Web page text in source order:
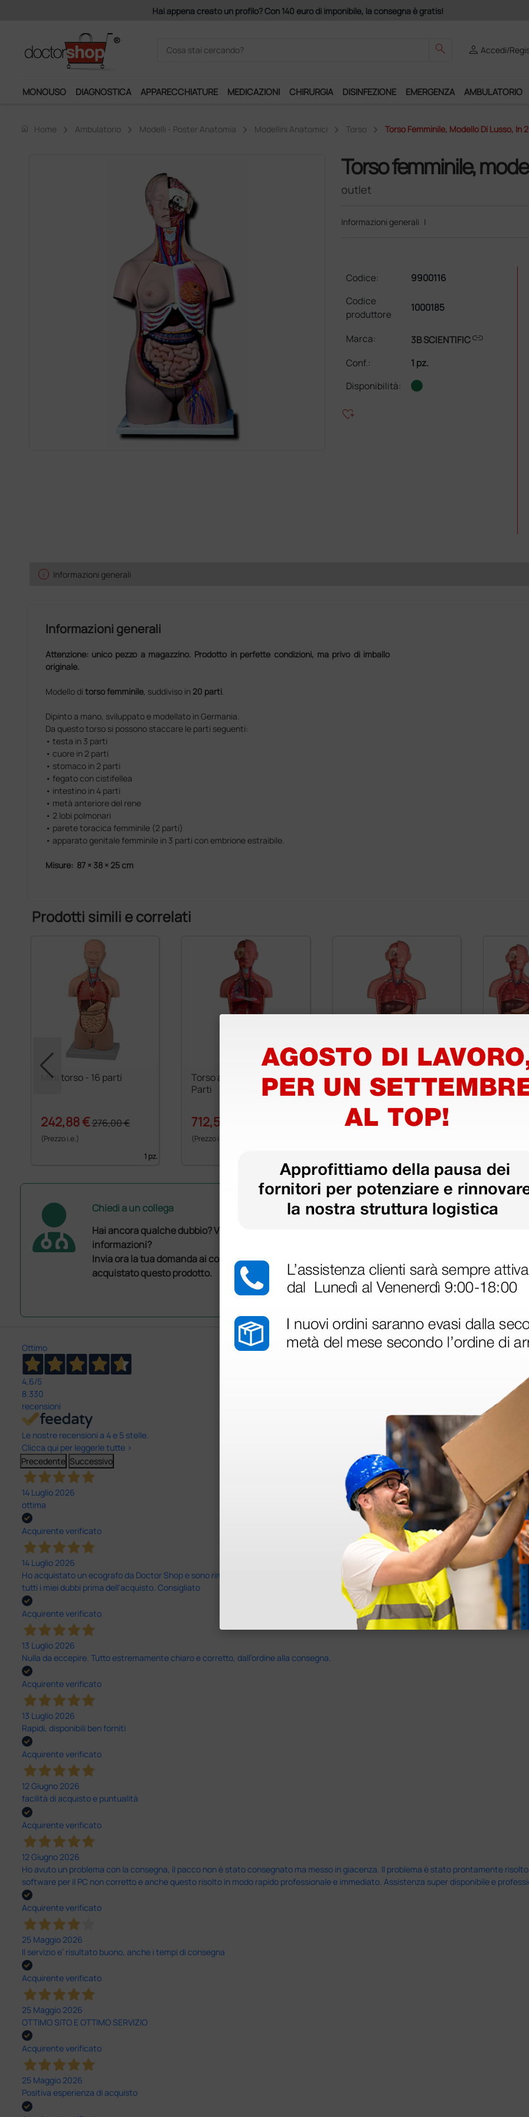
Acquistando il servizio "Ds Club", un anno di spedizioni a 39,90 euro + IVA!
search personAccedi/
MONOUSO DIAGNOSTICA APPARECCHIATURE MEDICAZIONI CHIRURGIA DISINFEZIONE EMERGENZA AMBULATORIO
home Home Ambulatorio Modelli - Poster Anatomia Modellini Anatomici Torso Torso Femminile, Modello Di Lusso, In
Torso femminile,
outlet
Informazioni generali |
Codice:
9900116
Codice
produttore
1000185
Marca: 3B SCIENTIFIClink
Conf.:
1 pz.
Disponibilità:
heart_plus
info Informazioni generali
Informazioni generali
Attenzione: unico pezzo a magazzino. Prodotto in perfette condizioni, ma privo di imballo
originale.
Modello di torso femminile, suddiviso in 20 parti.
Dipinto a mano, sviluppato e modellato in Germania.
Da questo torso si possono staccare le parti seguenti:
• testa in 3 parti
• cuore in 2 parti
• stomaco in 2 parti
• fegato con cistifellea
• intestino in 4 parti
• metà anteriore del rene
• 2 lobi polmonari
• parete toracica femminile (2 parti)
• apparato genitale femminile in 3 parti con embrione estraibile.
Misure: 87 × 38 × 25 cm
Prodotti simili e correlati
Mini torso - 16 parti
242,88 €276,00 €
(Prezzo i.e.)
1 pz.
Torso asessuato - 16
Parti
712,50 €
(Prezzo i.e.)
Torso bisessuato - 25
Parti
788,50 € 830,00 €
Torso
Dietro -
Chiedi a un collega
Hai ancora qualche dubbio? Vuoi ulteriori
informazioni?
Invia ora la tua domanda ai colleghi che hanno già
acquistato questo prodotto.
Ottimo
4,6/5
8.330
recensioni
Le nostre recensioni a 4 e 5 stelle.
Clicca qui per leggerle tutte >
Precedente Successivo
14 Luglio 2026
ottima
Acquirente verificato
14 Luglio 2026
Ho acquistato un ecografo da Doctor Shop e sono rimasto molto soddisfatto dell'esperienza. Apparecchiatura di qualità, consegna
tutti i miei dubbi prima dell'acquisto. Consigliato
Acquirente verificato
13 Luglio 2026
Nulla da eccepire. Tutto estremamente chiaro e corretto, dall’ordine alla consegna.
Acquirente verificato
13 Luglio 2026
Rapidi, disponibili ben forniti
Acquirente verificato
12 Giugno 2026
facilità di acquisto e puntualità
Acquirente verificato
12 Giugno 2026
Ho avuto un problema con la consegna, il pacco non è stato consegnato ma messo in giacenza. Il problema è stato prontamente
software per il PC non corretto e anche questo risolto in modo rapido professionale e immediato. Assistenza super disponibile e
Acquirente verificato
25 Maggio 2026
Il servizio e’ risultato buono, anche i tempi di consegna
Acquirente verificato
25 Maggio 2026
OTTIMO SITO E OTTIMO SERVIZIO
Acquirente verificato
25 Maggio 2026
Positiva esperienza di acquisto